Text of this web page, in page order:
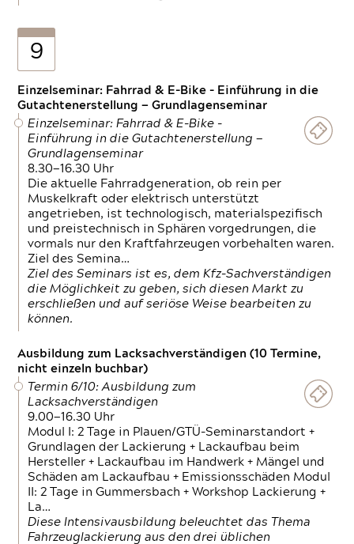
9
Einzelseminar: Fahrrad & E-Bike - Einführung in die
Gutachtenerstellung — Grundlagenseminar
Einzelseminar: Fahrrad & E-Bike -
Einführung in die Gutachtenerstellung —
Grundlagenseminar
8.30—16.30 Uhr
Die aktuelle Fahrradgeneration, ob rein per
Muskelkraft oder elektrisch unterstützt
angetrieben, ist technologisch, materialspezifisch
und preistechnisch in Sphären vorgedrungen, die
vormals nur den Kraftfahrzeugen vorbehalten waren.
Ziel des Semina…
Ziel des Seminars ist es, dem Kfz-Sachverständigen
die Möglichkeit zu geben, sich diesen Markt zu
erschließen und auf seriöse Weise bearbeiten zu
können.
Ausbildung zum Lacksachverständigen (10 Termine,
nicht einzeln buchbar)
Termin 6/10: Ausbildung zum
Lacksachverständigen
9.00—16.30 Uhr
Modul I: 2 Tage in Plauen/GTÜ-Seminarstandort +
Grundlagen der Lackierung + Lackaufbau beim
Hersteller + Lackaufbau im Handwerk + Mängel und
Schäden am Lackaufbau + Emissionsschäden Modul
II: 2 Tage in Gummersbach + Workshop Lackierung +
La…
Diese Intensivausbildung beleuchtet das Thema
Fahrzeuglackierung aus den drei üblichen